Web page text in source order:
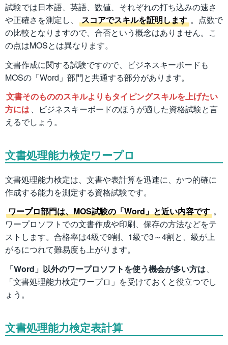
試験では日本語、英語、数値、それぞれの打ち込みの速さ
や正確さを測定し、
スコアでスキルを証明します 。点数で
の比較となりますので、合否という概念はありません。こ
の点はMOSとは異なります。
文書作成に関する試験ですので、ビジネスキーボードも
MOSの「Word」部門と共通する部分があります。
文書そのもののスキルよりもタイピングスキルを上げたい
方には、ビジネスキーボードのほうが適した資格試験と言
えるでしょう。
文書処理能力検定ワープロ
文書処理能力検定は、文書や表計算を迅速に、かつ的確に
作成する能力を測定する資格試験です。
ワープロ部門は、MOS試験の「Word」と近い内容です 。
ワープロソフトでの文書作成や印刷、保存の方法などをテ
ストします。合格率は4級で9割、1級で3～4割と、級が上
がるにつれて難易度も上がります。
「Word」以外のワープロソフトを使う機会が多い方は、
「文書処理能力検定ワープロ」を受けておくと役立つでし
ょう。
文書処理能力検定表計算